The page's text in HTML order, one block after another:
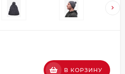
В КОРЗИНУ